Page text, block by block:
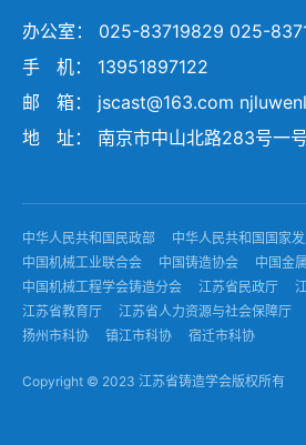
办公室： 025-83719829 025-
手 机： 13951897122
邮 箱： jscast@163.com
地 址： 南京市中山北路283号一
中华人民共和国民政部 中华人民共和国国家
中国机械工业联合会
中国铸造协会 中国金
中国机械工程学会铸造分会
江苏省民政厅
江苏省教育厅
江苏省人力资源与社会保障厅
扬州市科协
镇江市科协 宿迁市科协
Copyright © 2023 江苏省铸造学会版权所有